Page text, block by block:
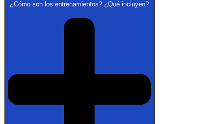
¿Cómo son los entrenamientos? ¿Qué incluyen?